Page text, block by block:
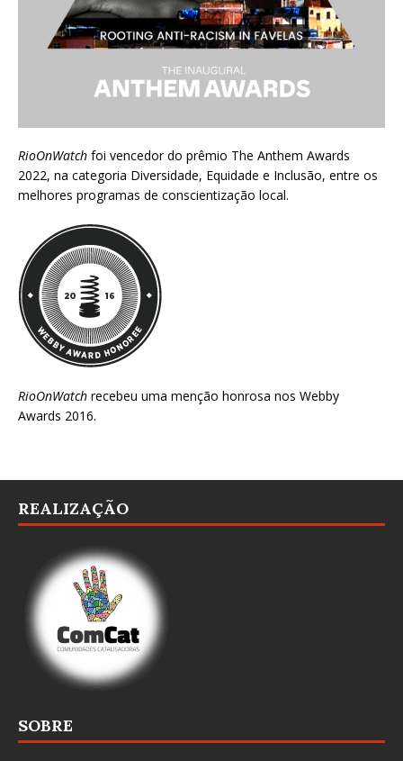
RioOnWatch foi vencedor do prêmio The Anthem Awards
2022, na categoria Diversidade, Equidade e Inclusão, entre os
melhores programas de conscientização local.
RioOnWatch recebeu uma menção honrosa nos Webby
Awards 2016.
REALIZAÇÃO
SOBRE